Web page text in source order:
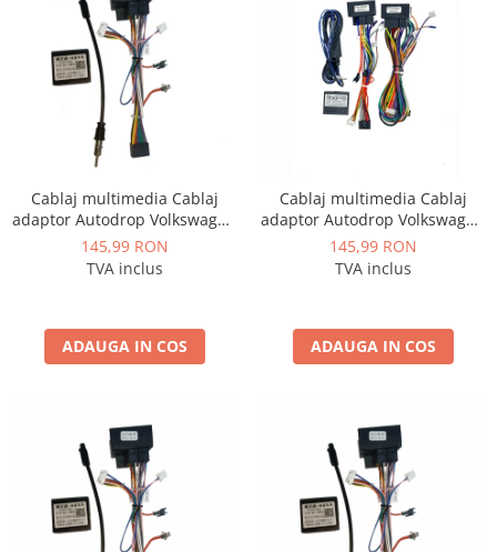
Navigații auto universale
Navigații auto universale
Navigații universale 2DIN
Navigații universale 1DIN
Rame adaptoare auto
Rame adaptoare auto
Rame adaptoare Volkswagen
Rame adaptoare Ford
Rame adaptoare Opel
Rame adaptoare Skoda
Rame adaptoare Suzuki
Cablaj multimedia Cablaj
adaptor Autodrop Volkswagen
T5 Multivan (2008-2015)
pentru Navigații multimedia
145,99 RON
TVA inclus
ADAUGA IN COS
Cablaj multimedia Cablaj
adaptor Autodrop Volkswagen
Polo (2012-2016) pentru
Navigații multimedia Android
145,99 RON
TVA inclus
ADAUGA IN COS